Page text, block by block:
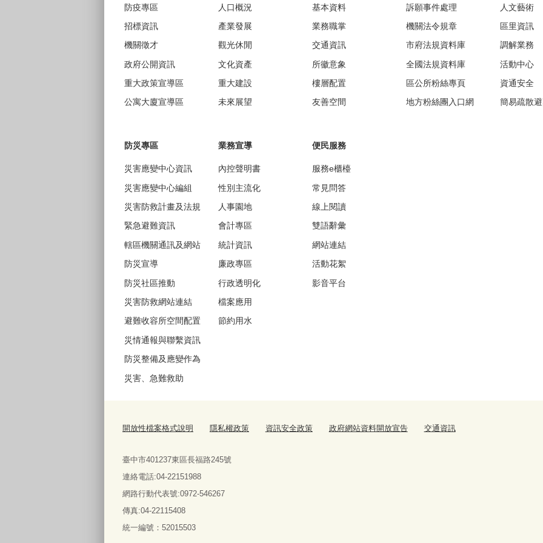
防疫專區
招標資訊
機關徵才
政府公開資訊
重大政策宣導區
公寓大廈宣導區
人口概況
產業發展
觀光休閒
文化資產
重大建設
未來展望
基本資料
業務職掌
交通資訊
所徽意象
樓層配置
友善空間
訴願事件處理
機關法令規章
市府法規資料庫
全國法規資料庫
區公所粉絲專頁
地方粉絲團入口網
人文藝術
區里資訊
調解業務
活動中心
資通安全
簡易疏散
防災專區
災害應變中心資訊
災害應變中心編組
災害防救計畫及法規
緊急避難資訊
轄區機關通訊及網站
防災宣導
防災社區推動
災害防救網站連結
避難收容所空間配置
災情通報與聯繫資訊
防災整備及應變作為
災害、急難救助
業務宣導
內控聲明書
性別主流化
人事園地
會計專區
統計資訊
廉政專區
行政透明化
檔案應用
節約用水
便民服務
服務e櫃檯
常見問答
線上閱讀
雙語辭彙
網站連結
活動花絮
影音平台
開放性檔案格式說明 隱私權政策 資訊安全政策 政府網站資料開放宣告 交通資訊
臺中市401237東區長福路245號
連絡電話:04-22151988
網路行動代表號:0972-546267
傳真:04-22115408
統一編號：52015503